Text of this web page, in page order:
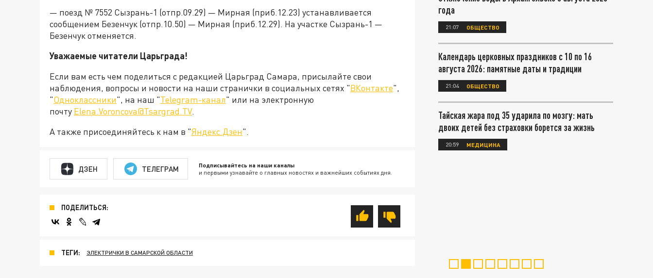
— поезд № 7552 Сызрань-1 (отпр.09.29) — Мирная (приб.12.23) устанавливается
сообщением Безенчук (отпр.10.50) — Мирная (приб.12.29). На участке Сызрань-1 —
Безенчук отменяется.
Уважаемые читатели Царьграда!
Если вам есть чем поделиться с редакцией Царьград Самара, присылайте свои
наблюдения, вопросы и новости на наши странички в социальных сетях "ВКонтакте",
"Одноклассники", на наш "Telegram-канал" или на электронную
почту Elena.Voroncova@Tsargrad.TV.
А также присоединяйтесь к нам в "Яндекс.Дзен".
ДЗЕН ТЕЛЕГРАМ Подписывайтесь на наши каналы
и первыми узнавайте о главных новостях и важнейших событиях дня.
ПОДЕЛИТЬСЯ:
ТЕГИ: ЭЛЕКТРИЧКИ В САМАРСКОЙ ОБЛАСТИ
года
21:07 ОБЩЕСТВО
Календарь церковных праздников с 10 по 16
августа 2026: памятные даты и традиции
21:04 ОБЩЕСТВО
Тайская жара под 35 ударила по мозгу: мать
двоих детей без страховки борется за жизнь
20:59 МЕДИЦИНА